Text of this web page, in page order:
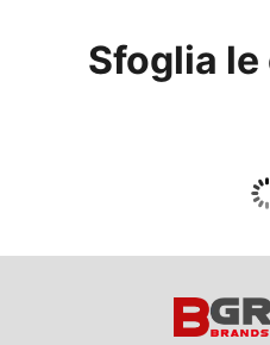
Sfoglia